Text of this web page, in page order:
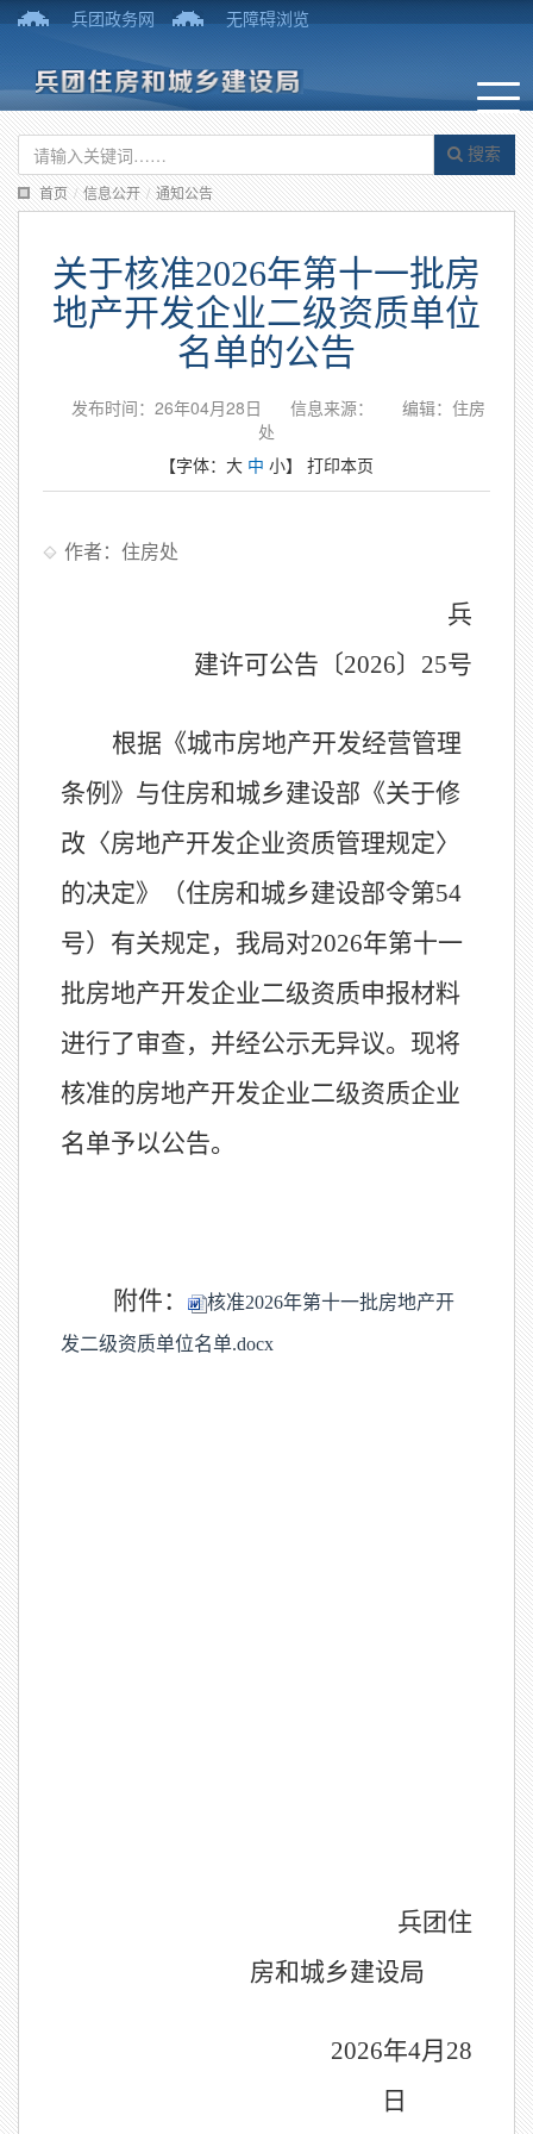
兵团政务网 无障碍浏览
搜索
首页 / 信息公开 / 通知公告
关于核准2026年第十一批房
地产开发企业二级资质单位
名单的公告
发布时间：26年04月28日 信息来源：
编辑：住房
处
【字体： 大 中 小】 打印本页
作者：住房处
兵
建许可公告 〔2026〕25号
根据《城市房地产开发经营管理
条例》与住房和城乡建设部《关于修
改 〈房地产开发企业资质管理规定〉
的决定》（住房和城乡建设部令第54
号）有关规定，我局对2026年第十一
批房地产开发企业二级资质申报材料
进行了审查，并经公示无异议。现将
核准的房地产开发企业二级资质企业
名单予以公告。
附件： 核准2026年第十一批房地产开
发二级资质单位名单.docx
兵团住
房和城乡建设局
2026年4月 28
日